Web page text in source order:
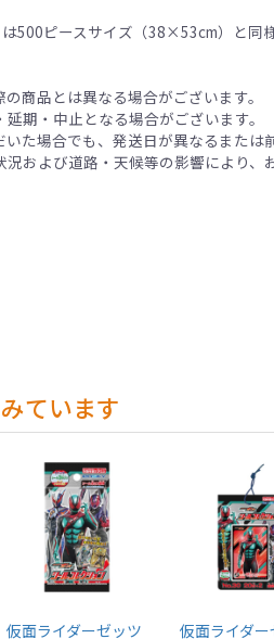
500ピースサイズ（38×53cm）と同様
商品とは異なる場合がございます。
期・中止となる場合がございます。
た場合でも、発送日が異なるまたは
および道路・天候等の影響により
ています
仮面ライダーゼッツ
仮面ライダー